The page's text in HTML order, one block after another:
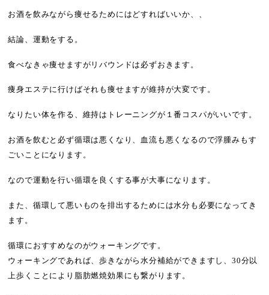
お酒を飲みながら痩せるためにはどすればいいか、、
結論、運動をする。
食べなきゃ痩せますがリバウンドは必ずおきます。
痩身エステに行けばそれも痩せますが維持が大変です。
なりたい体を作る、維持はトレーニングが１番コスパがいいです。
お酒を飲むと必ず循環は悪くなり、血流も悪くなるので浮腫みもす
ごいことになります。
なので運動を行い循環を良くする事が大事になります。
また、循環して悪いものを排出するためには水分も必要になってき
ます。
循環におすすめなのがウォーキングです。
ウォーキングであれば、歩きながら水分補給ができますし、30分以
上歩くことにより脂肪燃焼効果にも繋がります。